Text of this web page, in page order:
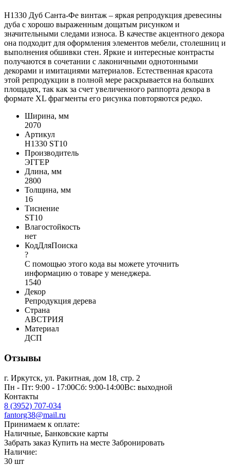
H1330 Дуб Санта-Фе винтаж – яркая репродукция древесины
дуба с хорошо выраженным дощатым рисунком и
значительными следами износа. В качестве акцентного декора
она подходит для оформления элементов мебели, столешниц и
выполнения обшивки стен. Яркие и интересные контрасты
получаются в сочетании с лаконичными однотонными
декорами и имитациями материалов. Естественная красота
этой репродукции в полной мере раскрывается на больших
площадях, так как за счет увеличенного раппорта декора в
формате XL фрагменты его рисунка повторяются редко.
Ширина, мм
2070
Артикул
H1330 ST10
Производитель
ЭГГЕР
Длина, мм
2800
Толщина, мм
16
Тиснение
ST10
Влагостойкость
нет
КодДляПоиска
?
С помощью этого кода вы можете уточнить
информацию о товаре у менеджера.
1540
Декор
Репродукция дерева
Страна
АВСТРИЯ
Материал
ДСП
Отзывы
г. Иркутск, ул. Ракитная, дом 18, стр. 2
Пн - Пт: 9:00 - 17:00Сб: 9:00-14:00Вс: выходной
Контакты
8 (3952) 707-034
fantorg38@mail.ru
Принимаем к оплате:
Наличные, Банковские карты
Забрать заказ Купить на месте Забронировать
Наличие:
30 шт